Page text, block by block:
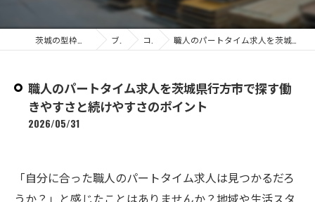
ブログ コラム 職人のパートタイム求人を茨城県行方市で探す働きやすさと続けやすさのポイント
職人のパートタイム求人を茨城県行方市で探す働
きやすさと続けやすさのポイント
2026/05/31
「自分に合った職人のパートタイム求人は見つかるだろ
うか？」と感じたことはありませんか？地域や生活スタ